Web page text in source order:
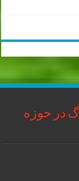
در حوزه